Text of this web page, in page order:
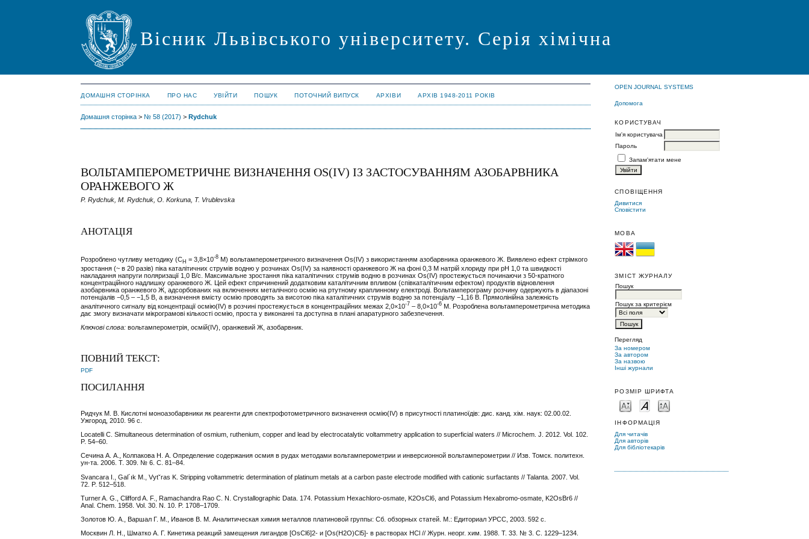
Вісник Львівського університету. Серія хімічна
OPEN JOURNAL SYSTEMS
Допомога
КОРИСТУВАЧ
Ім'я користувача
Пароль
Запам'ятати мене
СПОВІЩЕННЯ
Дивитися
Сповістити
МОВА
ЗМІСТ ЖУРНАЛУ
Пошук
Пошук за критерієм
Перегляд
За номером
За автором
За назвою
Інші журнали
РОЗМІР ШРИФТА
ІНФОРМАЦІЯ
Для читачів
Для авторів
Для бібліотекарів
ДОМАШНЯ СТОРІНКА ПРО НАС УВІЙТИ ПОШУК ПОТОЧНИЙ ВИПУСК АРХІВИ АРХІВ 1948-2011 РОКІВ
Домашня сторінка > № 58 (2017) >Rydchuk
ВОЛЬТАМПЕРОМЕТРИЧНЕ ВИЗНАЧЕННЯ OS(IV) ІЗ ЗАСТОСУВАННЯМ АЗОБАРВНИКА
ОРАНЖЕВОГО Ж
P. Rydchuk, M. Rydchuk, O. Korkuna, T. Vrublevska
АНОТАЦІЯ
Розроблено чутливу методику (CН = 3,8×10-8 М) вольтамперометричного визначення Os(IV) з використанням азобарвника оранжевого Ж. Виявлено ефект стрімкого
зростання (~ в 20 разів) піка каталітичних струмів водню у розчинах Os(IV) за наявності оранжевого Ж на фоні 0,3 М натрій хлориду при рН 1,0 та швидкості
накладання напруги поляризації 1,0 В/с. Максимальне зростання піка каталітичних струмів водню в розчинах Os(IV) простежується починаючи з 50-кратного
концентраційного надлишку оранжевого Ж. Цей ефект спричинений додатковим каталітичним впливом (співкаталітичним ефектом) продуктів відновлення
азобарвника оранжевого Ж, адсорбованих на включеннях металічного осмію на ртутному краплинному електроді. Вольтамперограму розчину одержують в діапазоні
потенціалів −0,5 – −1,5 В, а визначення вмісту осмію проводять за висотою піка каталітичних струмів водню за потенціалу −1,16 B. Прямолінійна залежність
аналітичного сигналу від концентрації осмію(IV) в розчині простежується в концентраційних межах 2,0×10-7 – 8,0×10-6 М. Розроблена вольтамперометрична методика
дає змогу визначати мікрограмові кількості осмію, проста у виконанні та доступна в плані апаратурного забезпечення.
Ключові слова: вольтамперометрія, осмій(ІV), оранжевий Ж, азобарвник.
ПОВНИЙ ТЕКСТ:
PDF
ПОСИЛАННЯ
Ридчук М. В. Кислотні моноазобарвники як реагенти для спектрофотометричного визначення осмію(IV) в присутності платиноїдів: дис. канд. хім. наук: 02.00.02.
Ужгород, 2010. 96 с.
Locatelli C. Simultaneous determination of osmium, ruthenium, copper and lead by electrocatalytic voltammetry application to superficial waters // Microchem. J. 2012. Vol. 102.
P. 54–60.
Сечина А. А., Колпакова Н. А. Определение содержания осмия в рудах методами вольтамперометрии и инверсионной вольтамперометрии // Изв. Томск. политехн.
ун-та. 2006. Т. 309. № 6. С. 81–84.
Svancara I., Gal´ık M., Vytˇras K. Stripping voltammetric determination of platinum metals at a carbon paste electrode modified with cationic surfactants // Talanta. 2007. Vol.
72. P. 512–518.
Turner A. G., Clifford A. F., Ramachandra Rao C. N. Crystallographic Data. 174. Potassium Hexachloro-osmate, K2OsCl6, and Potassium Hexabromo-osmate, K2OsBr6 //
Anal. Chem. 1958. Vol. 30. N. 10. P. 1708–1709.
Золотов Ю. А., Варшал Г. М., Иванов В. М. Аналитическая химия металлов платиновой группы: Сб. обзорных статей. М.: Едиториал УРСС, 2003. 592 с.
Москвин Л. Н., Шматко А. Г. Кинетика реакций замещения лигандов [OsCl6]2- и [Os(Н2О)Cl5]- в растворах HCl // Журн. неорг. хим. 1988. Т. 33. № 3. С. 1229–1234.